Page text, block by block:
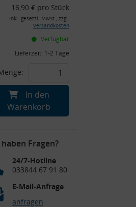
16,90 € pro Stück
inkl. gesetzl. MwSt., zzgl.
Versandkosten
Verfügbar
Lieferzeit: 1-2 Tage
In den
Warenkorb
haben Fragen?
24/7-Hotline
033844 67 91 80
E-Mail-Anfrage
anfragen